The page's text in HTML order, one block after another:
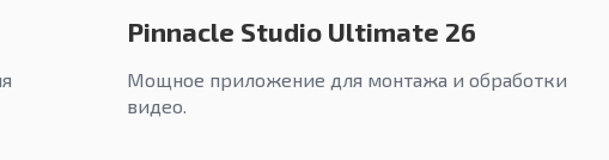
Pinnacle Studio Ultimate 26
Мощное приложение для монтажа и обработки
видео.